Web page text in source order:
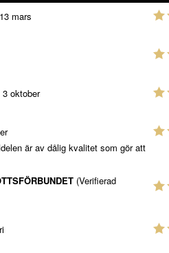
mars
oktober
är av dålig kvalitet som gör att
(Verifierad